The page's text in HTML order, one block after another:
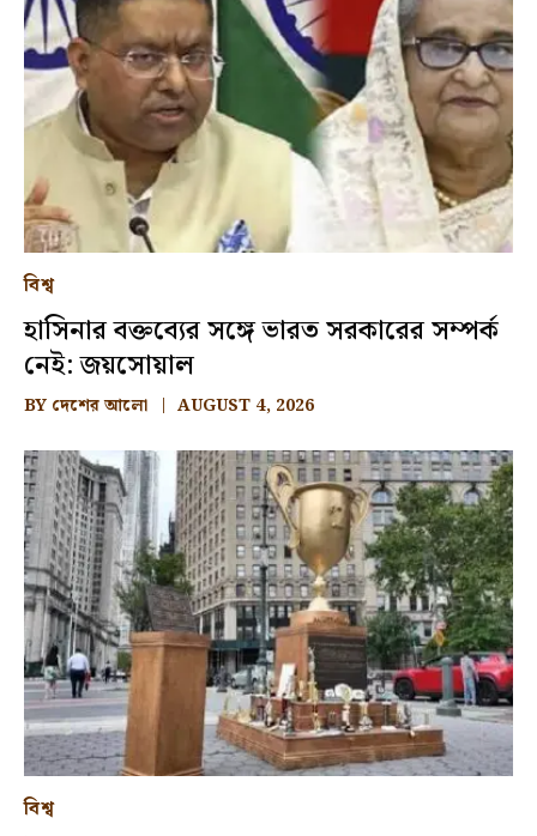
বিশ্ব
হাসিনার বক্তব্যের সঙ্গে ভারত সরকারের সম্পর্ক
নেই: জয়সোয়াল
BY দেশের আলো AUGUST 4, 2026
বিশ্ব